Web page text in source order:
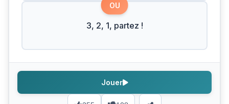
OU
3, 2, 1, partez !
Jouer